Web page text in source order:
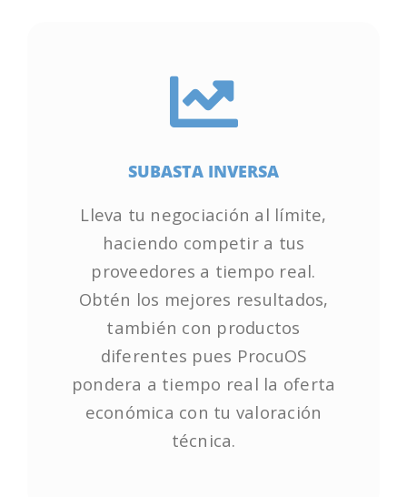
SUBASTA INVERSA
Lleva tu negociación al límite,
haciendo competir a tus
proveedores a tiempo real.
Obtén los mejores resultados,
también con productos
diferentes pues ProcuOS
pondera a tiempo real la oferta
económica con tu valoración
técnica.
SUBASTA INVERSA
Lleva tu negociación al límite,
haciendo competir a tus
proveedores a tiempo real.
Obtén los mejores resultados,
también con productos
diferentes pues ProcuOS
pondera a tiempo real la oferta
económica con tu valoración
técnica.